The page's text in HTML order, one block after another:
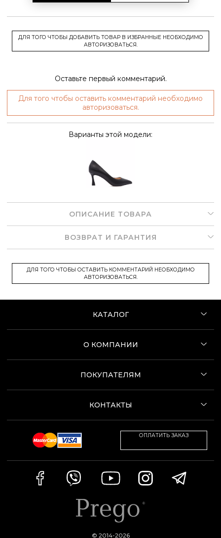
ДЛЯ ТОГО ЧТОБЫ ДОБАВИТЬ ТОВАР В ИЗБРАННЫЕ НЕОБХОДИМО
АВТОРИЗОВАТЬСЯ.
Оставьте первый комментарий.
Для того чтобы оставить комментарий необходимо
авторизоваться.
Варианты этой модели:
ОПИСАНИЕ ТОВАРА
ВОЗВРАТ И ГАРАНТИЯ
ДЛЯ ТОГО ЧТОБЫ ОСТАВИТЬ КОММЕНТАРИЙ НЕОБХОДИМО
АВТОРИЗОВАТЬСЯ.
КАТАЛОГ
О КОМПАНИИ
ПОКУПАТЕЛЯМ
КОНТАКТЫ
ОПЛАТИТЬ ЗАКАЗ
© 2014-2026